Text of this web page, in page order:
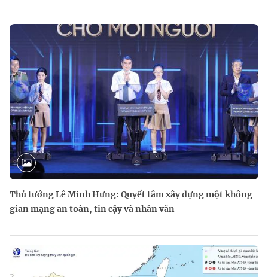
Thủ tướng Lê Minh Hưng: Quyết tâm xây dựng một không
gian mạng an toàn, tin cậy và nhân văn